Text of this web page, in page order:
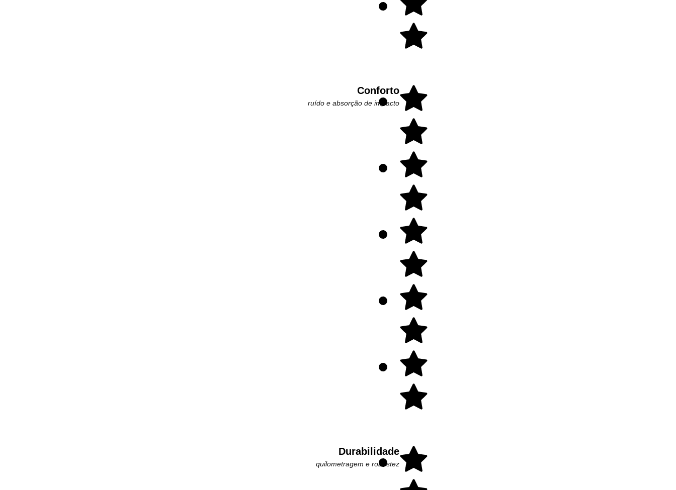
Conforto
ruído e absorção de impacto
Durabilidade
quilometragem e robustez